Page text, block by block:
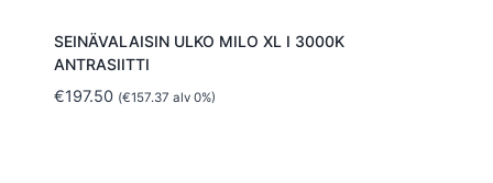
SEINÄVALAISIN ULKO MILO XL I 3000K
ANTRASIITTI
€197.50 (€157.37 alv 0%)